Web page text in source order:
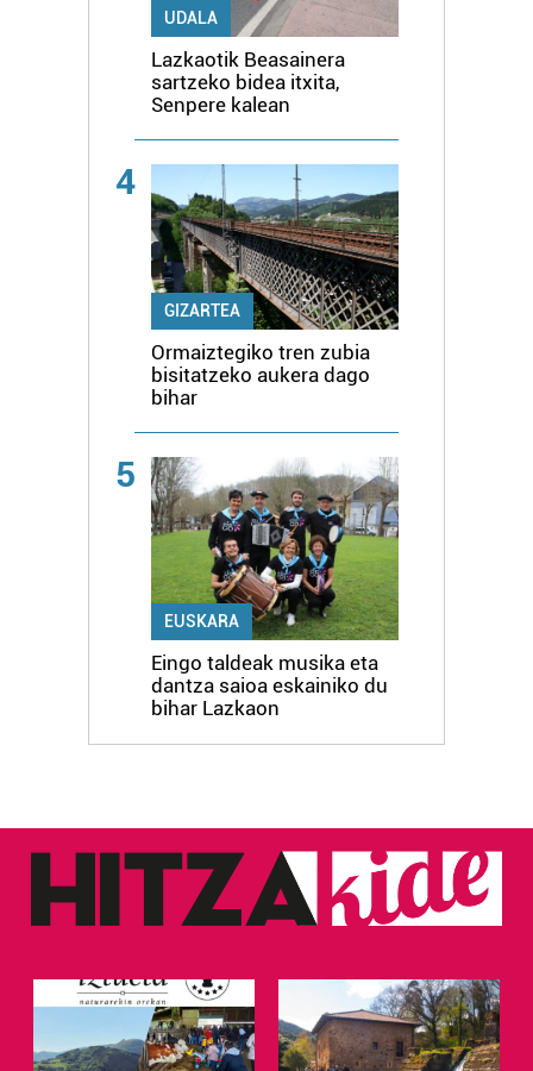
UDALA
Lazkaotik Beasainera
sartzeko bidea itxita,
Senpere kalean
4
GIZARTEA
Ormaiztegiko tren zubia
bisitatzeko aukera dago
bihar
5
EUSKARA
Eingo taldeak musika eta
dantza saioa eskainiko du
bihar Lazkaon